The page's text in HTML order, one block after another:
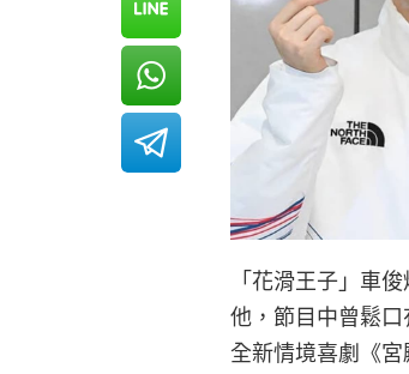
「花滑王子」車
他，節目中曾鬆
全新情境喜劇《